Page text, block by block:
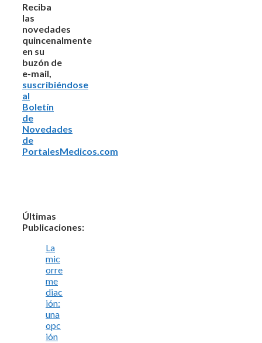
Reciba
las
novedades
quincenalmente
en su
buzón de
e-mail,
suscribiéndose
al
Boletín
de
Novedades
de
PortalesMedicos.com
Últimas
Publicaciones:
La
mic
orre
me
diac
ión:
una
opc
ión